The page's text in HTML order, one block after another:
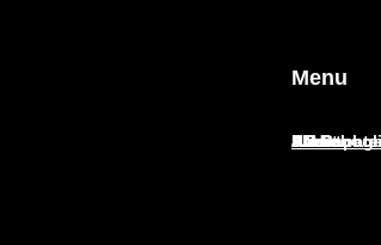
Menu
Home
About
J.S.Bach
Sheet
Audio
AB School
Paid